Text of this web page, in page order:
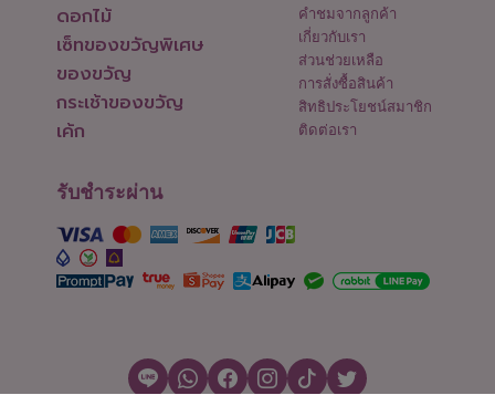
ดอกไม้
เซ็ทของขวัญพิเศษ
ของขวัญ
กระเช้าของขวัญ
เค้ก
คำชมจากลูกค้า
เกี่ยวกับเรา
ส่วนช่วยเหลือ
การสั่งซื้อสินค้า
สิทธิประโยชน์สมาชิก
ติดต่อเรา
รับชำระผ่าน